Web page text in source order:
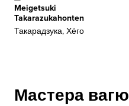
Meigetsuki
Takarazukahonten
Такарадзука, Хёго
Мастера вагю